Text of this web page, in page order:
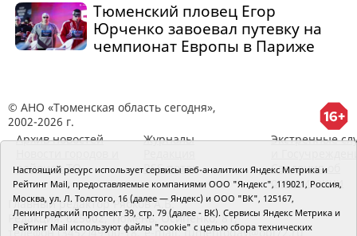
Тюменский пловец Егор
Юрченко завоевал путевку на
чемпионат Европы в Париже
© АНО «Тюменская область сегодня»,
2002-2026 г.
Архив новостей
районов ТО
Журналы
RSS поток
Экстренные
Сведения об
организации
Главный редактор Рябков А.В.
Редакция: 625002, Тюмень, Осипенко, 81,
телефон (3452)49-00-18, e-mail: tumentoday@obl72.ru
Настоящий ресурс использует сервисы веб-аналитики Яндекс Метрика и
Рейтинг Mail, предоставляемые компаниями ООО "Яндекс", 119021, Россия,
Москва, ул. Л. Толстого, 16 (далее — Яндекс) и ООО "ВК", 125167,
Ленинградский проспект 39, стр. 79 (далее - ВК). Сервисы Яндекс Метрика и
Рейтинг Mail используют файлы "cookie" с целью сбора технических